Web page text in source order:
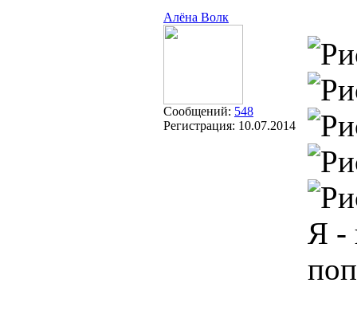
Алёна Волк
Сообщений: 548
Регистрация: 10.07.2014
Я -